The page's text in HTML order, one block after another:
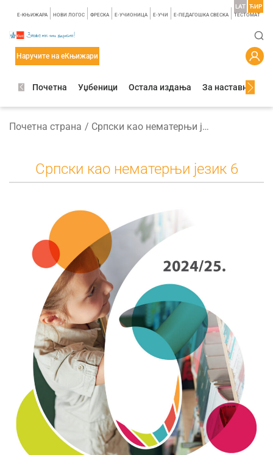
E-КЊИЖАРА НОВИ ЛОГОС ФРЕСКА E-УЧИОНИЦА E-УЧИ Е-ПЕДАГОШКА СВЕСКА TЕСТОМАТ
LAT ЋИР
Наручите на еКњижари
Почетна Уџбеници Остала издања За наставнике
Почетна страна Српски као нематерњи језик 6
Српски као нематерњи језик 6